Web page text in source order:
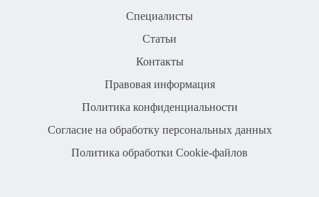
Специалисты
Статьи
Контакты
Правовая информация
Политика конфиденциальности
Согласие на обработку персональных данных
Политика обработки Cookie-файлов